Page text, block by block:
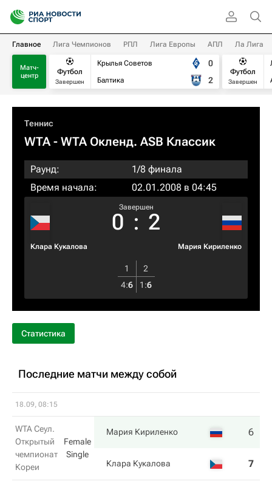
Главное Лига Чемпионов РПЛ Лига Европы АПЛ Ла Лига
Матч-
центр
Футбол
Завершен
Крылья Советов
Балтика
0
2
Футбол
Завершен
Теннис
WTA- WTA Окленд. ASB Классик
Раунд:
1/8 финала
Время начала:
02.01.2008 в 04:45
Клара Кукалова
Завершен
0 : 2
Мария Кириленко
1
2
4:6 1 :6
Статистика
Последние матчи между собой
18.09, 08:15
WTA Сеул.
Открытый
чемпионат
Кореи
Female
Single
Мария Кириленко 6
Клара Кукалова 7